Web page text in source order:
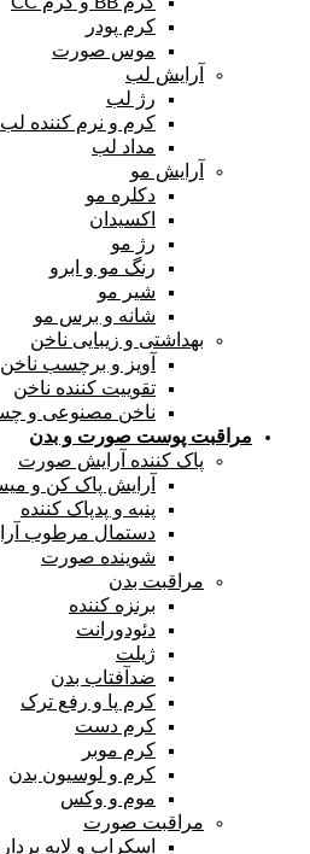
کرم پودر
موس صورت
آرایش لب
رژ لب
کرم و نرم کننده لب
مداد لب
آرایش مو
دکلره مو
اکسیدان
رژ مو
رنگ مو و ابرو
شیر مو
شانه و برس مو
بهداشتی و زیبایی ناخن
آویز و برچسب ناخن
تقوییت کننده ناخن
ناخن مصنوعی و
مراقبت پوست صورت و بدن
پاک کننده آرایش صورت
آرایش پاک کن و
پنبه و پدپاک کننده
دستمال مرطوب
شوینده صورت
مراقبت بدن
برنزه کننده
دئودورانت
ژیلت
ضدآفتاب بدن
کرم پا و رفع ترک
کرم دست
کرم موبر
کرم و لوسیون بدن
موم و وکس
مراقبت صورت
اسکراب و لایه